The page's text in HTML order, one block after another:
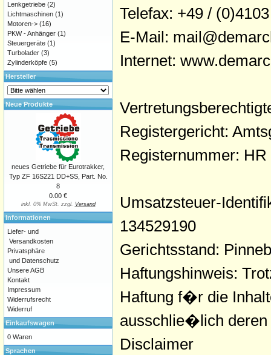
Telefax: +49 /
E-Mail:
Internet:
Registergericht:
Registernummer: HR
Umsatzsteuer-
134529190
Gerichtsstand:
Haftungshinweis:
Haftung f�r die
ausschlie�lich deren
Disclaimer
Lenkgetriebe (2)
Lichtmaschinen (1)
Motoren-> (16)
PKW - Anhänger (1)
Steuergeräte (1)
Turbolader (3)
Zylinderköpfe (5)
Hersteller
Neue Produkte
neues Getriebe für Eurotrakker,
Typ ZF 16S221 DD+SS, Part. No.
8
0.00 €
inkl. 0% MwSt. zzgl. Versand
Informationen
Liefer- und
Versandkosten
Privatsphäre
und Datenschutz
Unsere AGB
Kontakt
Impressum
Widerrufsrecht
Widerruf
Einkaufswagen
0 Waren
Sprachen